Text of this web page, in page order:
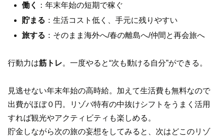
働く
：年末年始の短期で稼ぐ
貯まる ：生活コスト低く、手元に残りやすい
旅する ：そのまま海外へ/春の離島へ/仲間と再会旅へ
行動力は筋トレ。一度やると“次も動ける自分”ができる。
見逃せない年末年始の高時給。加えて生活費も無料なので
出費がほぼ０円。リゾバ特有の中抜けシフトをうまく活用
すれば観光やアクティビティも楽しめる。
貯金しながら次の旅の妄想をしてみると、次はどこのリゾ